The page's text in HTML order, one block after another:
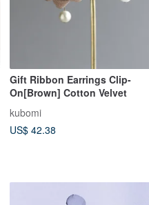
Gift Ribbon Earrings Clip-
On[Brown] Cotton Velvet
kubomi
US$ 42.38